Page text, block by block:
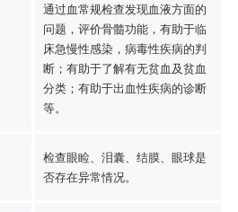
通过血常规检查发现血液方面的
问题，评价骨髓功能，有助于临
床急慢性感染，病毒性疾病的判
断；有助于了解有无贫血及贫血
分类；有助于出血性疾病的诊断
等。
检查眼睑、泪囊、结膜、眼球是
否存在异常情况。